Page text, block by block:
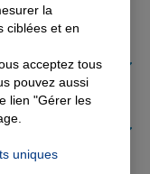
Allianz sont
les
la
ciblées et en
acceptez tous
pouvez aussi
lien "Gérer les
uniques